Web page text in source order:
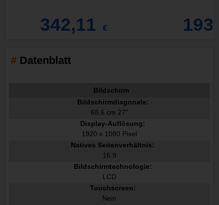
342,11 €
Datenblatt
Bildschirm
Bildschirmdiagonale:
68,6 cm 27"
Display-Auflösung:
1920 x 1080 Pixel
Natives Seitenverhältnis:
16:9
Bildschirmtechnologie:
LCD
Touchscreen:
Nein